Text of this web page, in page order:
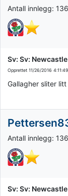
Antall innlegg:
Sv: Sv:
Opprettet 11/26/2016
Gallagher sliter
Antall innlegg:
Sv: Sv: